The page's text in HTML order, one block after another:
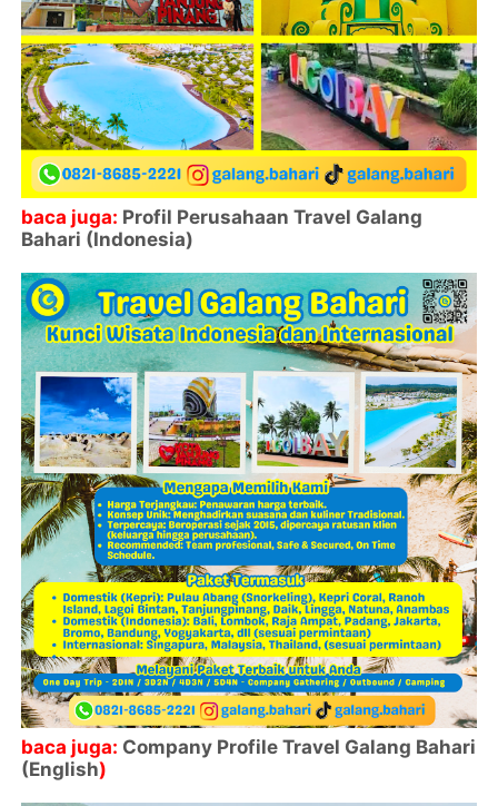
baca juga: Profil Perusahaan Travel Galang
Bahari (Indonesia)
baca juga: Company Profile Travel Galang Bahari
(English)